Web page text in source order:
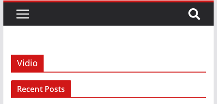
Riau Beserta Jajaran Hadiri Muslok III Bengkalis
Vidio
Recent Posts